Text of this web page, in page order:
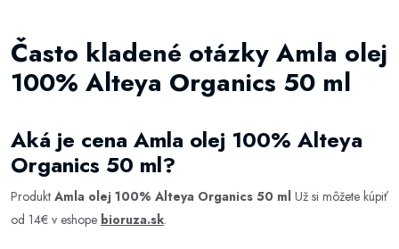
Často kladené otázky Amla olej
100% Alteya Organics 50 ml
Aká je cena Amla olej 100% Alteya
Organics 50 ml?
Produkt Amla olej 100% Alteya Organics 50 ml Už si môžete kúpiť
od 14€ v eshope bioruza.sk.